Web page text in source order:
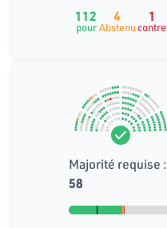
112
pour
4
Abstenu
1
contre
Majorité requise :
58